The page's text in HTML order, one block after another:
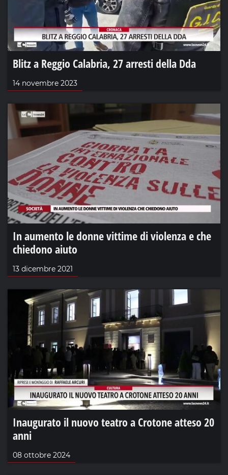
Blitz a Reggio Calabria, 27 arresti della Dda
14 novembre 2023
In aumento le donne vittime di violenza e che
chiedono aiuto
13 dicembre 2021
Inaugurato il nuovo teatro a Crotone atteso 20
anni
08 ottobre 2024